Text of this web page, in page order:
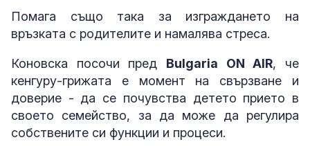
Помага също така за изграждането на
връзката с родителите и намалява стреса.
Коновска посочи пред Bulgaria ON AIR, че
кенгуру-грижата е момент на свързване и
доверие - да се почувства детето прието в
своето семейство, за да може да регулира
собствените си функции и процеси.